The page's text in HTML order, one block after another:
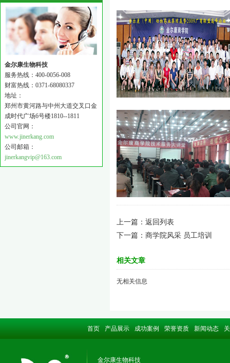
上一篇： 返回列表
下一篇： 商学院风采 员工培训
相关文章
无相关信息
金尔康生物科技
服务热线：400-0056-008
财富热线：0371-68080337
地址：
郑州市黄河路与中州大道交叉口金
成时代广场6号楼1810--1811
公司官网：
www.jinerkang.com
公司邮箱：
jinerkangvip@163.com
首页 产品展示 成功案例 荣誉资质 新闻动态
金尔康生物科技